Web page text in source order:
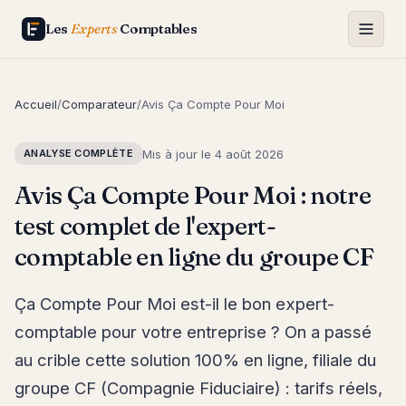
Les ExpertsComptables
Accueil/Comparateur/Avis Ça Compte Pour Moi
ANALYSE COMPLÈTE Mis à jour le 4 août 2026
Avis Ça Compte Pour Moi : notre
test complet de l'expert-
comptable en ligne du groupe CF
Ça Compte Pour Moi est-il le bon expert-
comptable pour votre entreprise ? On a passé
au crible cette solution 100% en ligne, filiale du
groupe CF (Compagnie Fiduciaire) : tarifs réels,